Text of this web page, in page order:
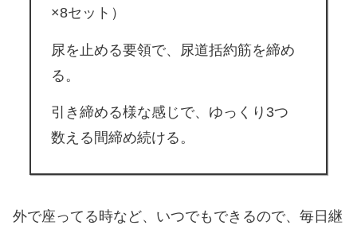
×8セット）
尿を止める要領で、尿道括約筋を締め
る。
引き締める様な感じで、ゆっくり3つ
数える間締め続ける。
外で座ってる時など、いつでもできるので、毎日継